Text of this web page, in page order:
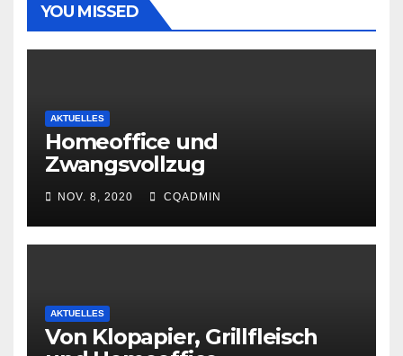
YOU MISSED
AKTUELLES
Homeoffice und
Zwangsvollzug
NOV. 8, 2020 CQADMIN
AKTUELLES
Von Klopapier, Grillfleisch